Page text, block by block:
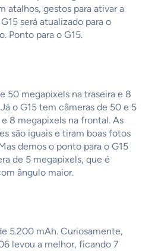
atalhos, gestos para ativar a
será atualizado para o
Ponto para o G15.
50 megapixels na traseira e 8
o G15 tem câmeras de 50 e 5
8 megapixels na frontal. As
são iguais e tiram boas fotos
demos o ponto para o G15
de 5 megapixels, que é
ângulo maior.
5.200 mAh. Curiosamente,
levou a melhor, ficando 7